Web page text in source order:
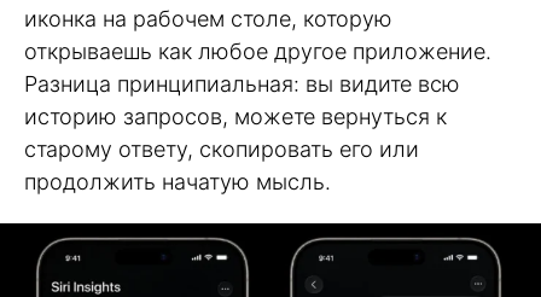
иконка на рабочем столе, которую
открываешь как любое другое приложение.
Разница принципиальная: вы видите всю
историю запросов, можете вернуться к
старому ответу, скопировать его или
продолжить начатую мысль.